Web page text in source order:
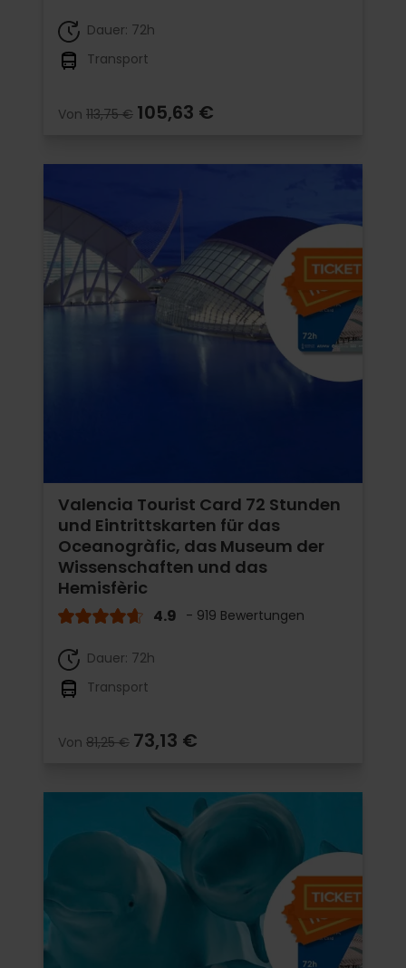
Dauer: 72h
Transport
Von 113,75 € 105,63 €
Valencia Tourist Card 72 Stunden
und Eintrittskarten für das
Oceanogràfic, das Museum der
Wissenschaften und das
Hemisfèric
4.9 - 919 Bewertungen
Dauer: 72h
Transport
Von 81,25 € 73,13 €